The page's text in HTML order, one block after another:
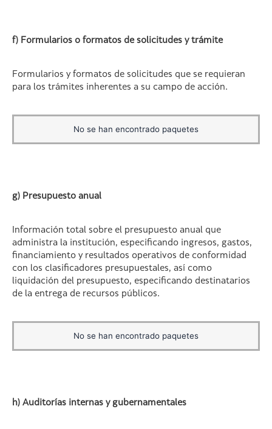
f) Formularios o formatos de solicitudes y trámite
Formularios y formatos de solicitudes que se requieran
para los trámites inherentes a su campo de acción.
No se han encontrado paquetes
g) Presupuesto anual
Información total sobre el presupuesto anual que
administra la institución, especificando ingresos, gastos,
financiamiento y resultados operativos de conformidad
con los clasificadores presupuestales, así como
liquidación del presupuesto, especificando destinatarios
de la entrega de recursos públicos.
No se han encontrado paquetes
h) Auditorías internas y gubernamentales